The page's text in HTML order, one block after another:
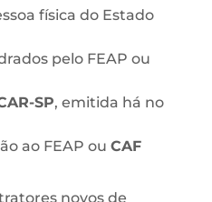
física do Estado
pelo FEAP ou
SP, emitida há no
ao FEAP ou CAF
novos de